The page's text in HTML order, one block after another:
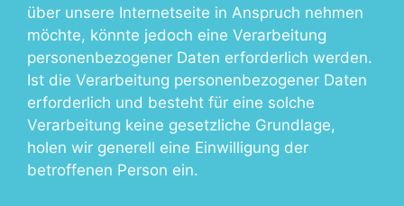
über unsere Internetseite in Anspruch nehmen
möchte, könnte jedoch eine Verarbeitung
personenbezogener Daten erforderlich werden.
Ist die Verarbeitung personenbezogener Daten
erforderlich und besteht für eine solche
Verarbeitung keine gesetzliche Grundlage,
holen wir generell eine Einwilligung der
betroffenen Person ein.